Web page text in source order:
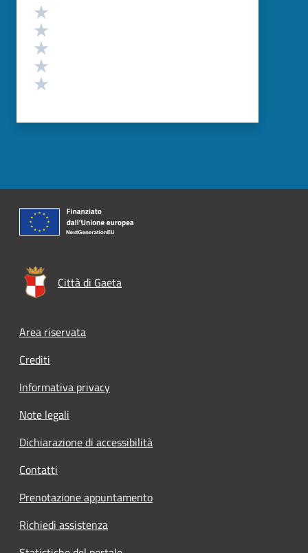
Valutazione
Città di Gaeta
Footer menu
Area riservata
Crediti
Informativa privacy
Note legali
Dichiarazione di accessibilità
Contatti
Prenotazione appuntamento
Richiedi assistenza